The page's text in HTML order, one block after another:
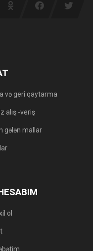
və geri qaytarma
alış -veriş
gələn mallar
ol